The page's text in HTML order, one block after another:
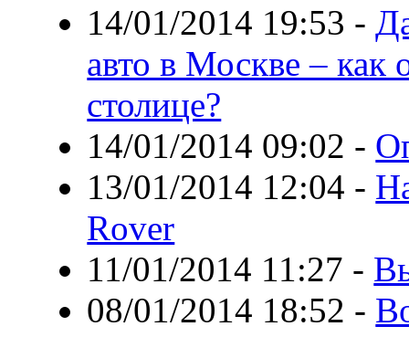
14/01/2014 19:53 -
авто в Москве – как
столице?
14/01/2014 09:02 -
13/01/2014 12:04 -
Rover
11/01/2014 11:27 -
08/01/2014 18:52 -